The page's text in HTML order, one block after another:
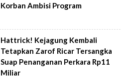
Korban Ambisi Program
Hattrick! Kejagung Kembali
Tetapkan Zarof Ricar Tersangka
Suap Penanganan Perkara Rp11
Miliar